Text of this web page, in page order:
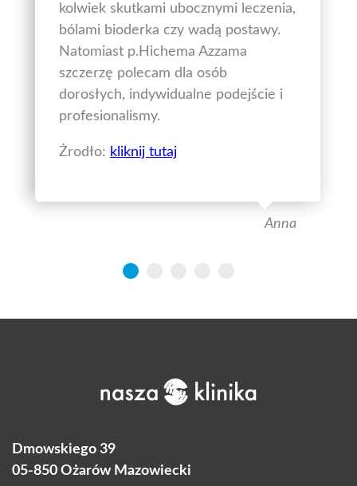
kolwiek skutkami ubocznymi leczenia,
bólami bioderka czy wadą postawy.
Natomiast p.Hichema Azzama
szczerzę polecam dla osób
dorosłych, indywidualne podejście i
profesionalismy.
Żrodło: kliknij tutaj
Anna
Dmowskiego 39
05-850 Ożarów Mazowiecki